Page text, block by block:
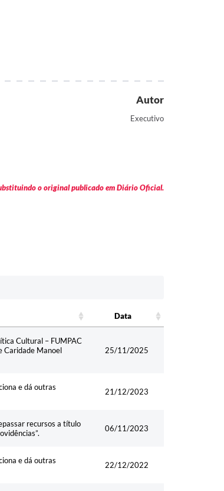
Autor
Executivo
o original publicado em Diário Oficial.
Data
Cultural – FUMPAC
Caridade Manoel
25/11/2025
e dá outras
21/12/2023
recursos a título
06/11/2023
e dá outras
22/12/2022